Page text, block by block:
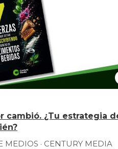
cambió. ¿Tu estrategia
MEDIOS · CENTURY MEDIA